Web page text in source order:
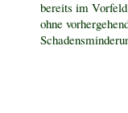
bereits im
ohne